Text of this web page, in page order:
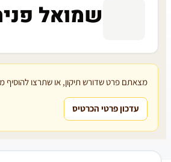
שמואל
מצאתם פרט שדורש תיקון, או שתרצו להוסיף
עדכון פרטי הכרטיס